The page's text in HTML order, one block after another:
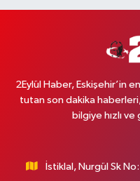
2Eylül Haber, Eskişehir’in
tutan son dakika
bilgiye hızlı
İstiklal, Nurgül Sk